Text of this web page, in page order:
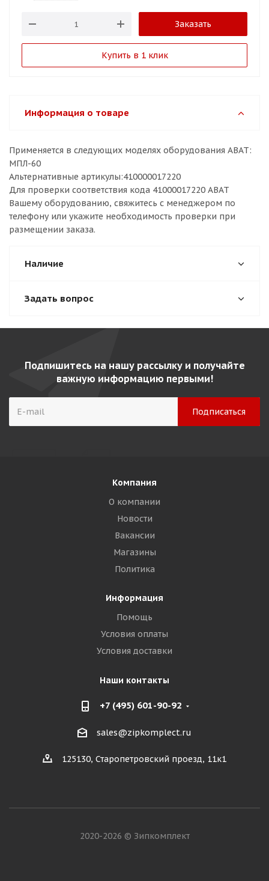
Заказать
Купить в 1 клик
Информация о товаре
Применяется в следующих моделях оборудования ABAT:
МПЛ-60
Альтернативные артикулы:410000017220
Для проверки соответствия кода 41000017220 ABAT
Вашему оборудованию, свяжитесь с менеджером по
телефону или укажите необходимость проверки при
размещении заказа.
Наличие
Задать вопрос
Подпишитесь на нашу рассылку и получайте
важную информацию первыми!
Компания
О компании
Новости
Вакансии
Магазины
Политика
Информация
Помощь
Условия оплаты
Условия доставки
Наши контакты
+7 (495) 601-90-92
sales@zipkomplect.ru
125130, Старопетровский проезд, 11к1
2020-2026 © Зипкомплект